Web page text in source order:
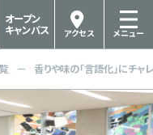
メニュー
アクセス
オープン
キャンパス
香りや味の「言語化」にチ